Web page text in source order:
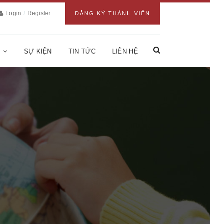
ĐĂNG KÝ THÀNH VIÊN
Login / Register
SỰ KIỆN TIN TỨC LIÊN HỆ